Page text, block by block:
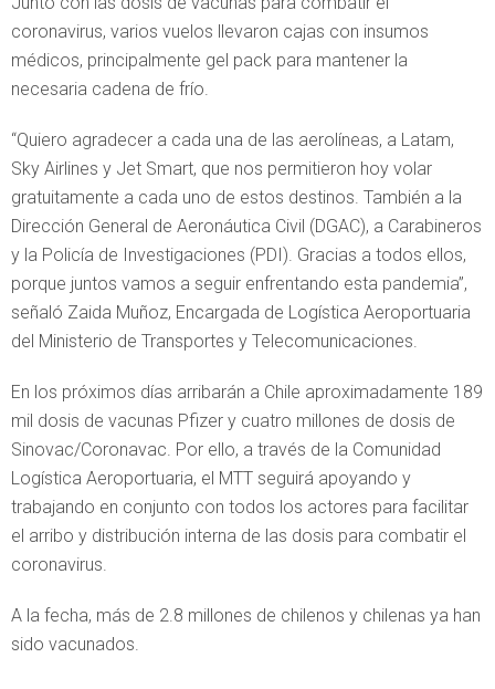
coronavirus, varios vuelos llevaron cajas con insumos
médicos, principalmente gel pack para mantener la
necesaria cadena de frío.
“Quiero agradecer a cada una de las aerolíneas, a Latam,
Sky Airlines y Jet Smart, que nos permitieron hoy volar
gratuitamente a cada uno de estos destinos. También a la
Dirección General de Aeronáutica Civil (DGAC), a Carabineros
y la Policía de Investigaciones (PDI). Gracias a todos ellos,
porque juntos vamos a seguir enfrentando esta pandemia”,
señaló Zaida Muñoz, Encargada de Logística Aeroportuaria
del Ministerio de Transportes y Telecomunicaciones.
En los próximos días arribarán a Chile aproximadamente 189
mil dosis de vacunas Pfizer y cuatro millones de dosis de
Sinovac/Coronavac. Por ello, a través de la Comunidad
Logística Aeroportuaria, el MTT seguirá apoyando y
trabajando en conjunto con todos los actores para facilitar
el arribo y distribución interna de las dosis para combatir el
coronavirus.
A la fecha, más de 2.8 millones de chilenos y chilenas ya han
sido vacunados.